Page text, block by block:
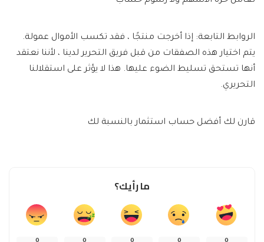
الروابط التابعة: إذا أخرجت منتجًا ، فقد تكسب الأموال عمولة.
يتم اختيار هذه الصفقات من قبل فريق التحرير لدينا ، لأننا نعتقد
أنها تستحق تسليط الضوء عليها. هذا لا يؤثر على استقلالنا
التحريري.
قارن لك أفضل حساب استثمار بالنسبة لك
ما رأيك؟